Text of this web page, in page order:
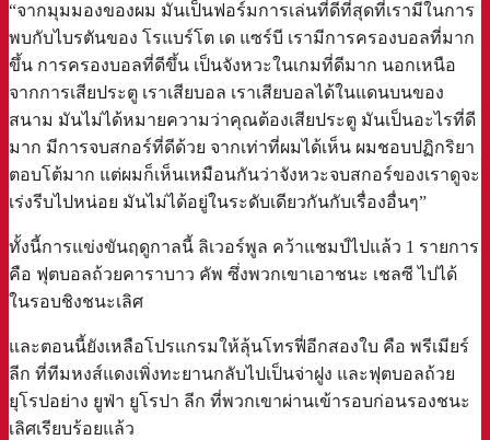
“จากมุมมองของผม มันเป็นฟอร์มการเล่นที่ดีที่สุดที่เรามีในการ
พบกับไบรตันของ โรแบร์โต เด แซร์บี เรามีการครองบอลที่มาก
ขึ้น การครองบอลที่ดีขึ้น เป็นจังหวะในเกมที่ดีมาก นอกเหนือ
จากการเสียประตู เราเสียบอล เราเสียบอลได้ในแดนบนของ
สนาม มันไม่ได้หมายความว่าคุณต้องเสียประตู มันเป็นอะไรที่ดี
มาก มีการจบสกอร์ที่ดีด้วย จากเท่าที่ผมได้เห็น ผมชอบปฏิกริยา
ตอบโต้มาก แต่ผมก็เห็นเหมือนกันว่าจังหวะจบสกอร์ของเราดูจะ
เร่งรีบไปหน่อย มันไม่ได้อยู่ในระดับเดียวกันกับเรื่องอื่นๆ”
ทั้งนี้การแข่งขันฤดูกาลนี้ ลิเวอร์พูล คว้าแชมป์ไปแล้ว 1 รายการ
คือ ฟุตบอลถ้วยคาราบาว คัพ ซึ่งพวกเขาเอาชนะ เชลซี ไปได้
ในรอบชิงชนะเลิศ
และตอนนี้ยังเหลือโปรแกรมให้ลุ้นโทรฟี่อีกสองใบ คือ พรีเมียร์
ลีก ที่ทีมหงส์แดงเพิ่งทะยานกลับไปเป็นจ่าฝูง และฟุตบอลถ้วย
ยุโรปอย่าง ยูฟ่า ยูโรปา ลีก ที่พวกเขาผ่านเข้ารอบก่อนรองชนะ
เลิศเรียบร้อยแล้ว